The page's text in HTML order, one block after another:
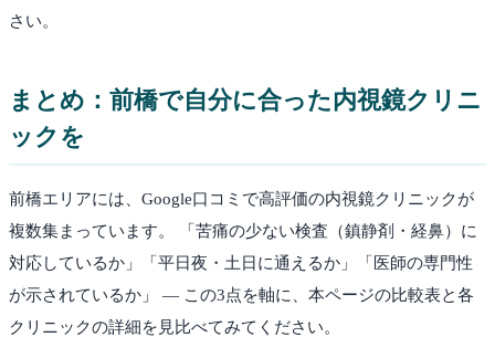
さい。
まとめ： 前橋で自分に合った内視鏡クリニ
ックを
前橋エリアには、Google口コミで高評価の内視鏡クリニックが
複数集まっています。 「苦痛の少ない検査（鎮静剤・経鼻）に
対応しているか」「平日夜・土日に通えるか」「医師の専門性
が示されているか」 — この3点を軸に、本ページの比較表と各
クリニックの詳細を見比べてみてください。